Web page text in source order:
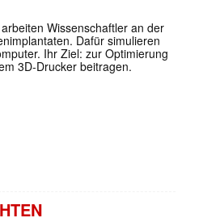
Wissenschaftler an der
Dafür simulieren
Ihr Ziel: zur Optimierung
3D-Drucker beitragen.